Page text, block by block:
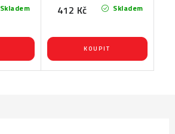
Skladem Skladem
412 Kč